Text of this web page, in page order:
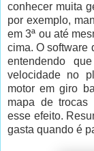
conhecer muita
por exemplo,
em 3ª ou até
cima. O software
entendendo
velocidade no
motor em giro
mapa de trocas
esse efeito.
gasta quando é